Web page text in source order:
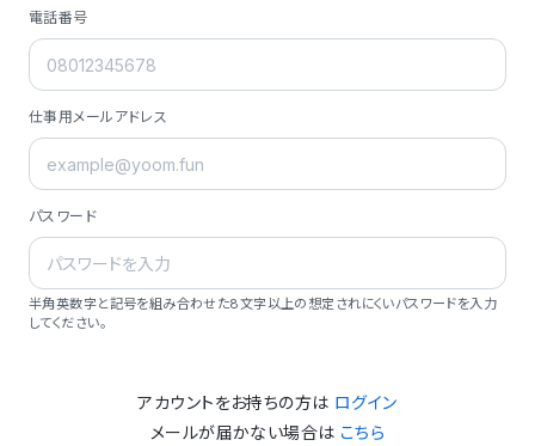
電話番号
仕事用メールアドレス
パスワード
半角英数字と記号を組み合わせた8文字以上の想定されにくいパスワードを入力
してください。
アカウントをお持ちの方は ログイン
メールが届かない場合は こちら